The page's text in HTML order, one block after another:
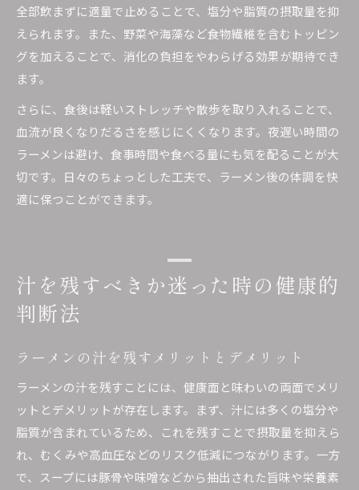
全部飲まずに適量で止めることで、塩分や脂質の摂取量を抑
えられます。また、野菜や海藻など食物繊維を含むトッピン
グを加えることで、消化の負担をやわらげる効果が期待でき
ます。
さらに、食後は軽いストレッチや散歩を取り入れることで、
血流が良くなりだるさを感じにくくなります。夜遅い時間の
ラーメンは避け、食事時間や食べる量にも気を配ることが大
切です。日々のちょっとした工夫で、ラーメン後の体調を快
適に保つことができます。
汁を残すべきか迷った時の健康的
判断法
ラーメンの汁を残すメリットとデメリット
ラーメンの汁を残すことには、健康面と味わいの両面でメリ
ットとデメリットが存在します。まず、汁には多くの塩分や
脂質が含まれているため、これを残すことで摂取量を抑えら
れ、むくみや高血圧などのリスク低減につながります。一方
で、スープには豚骨や味噌などから抽出された旨味や栄養素